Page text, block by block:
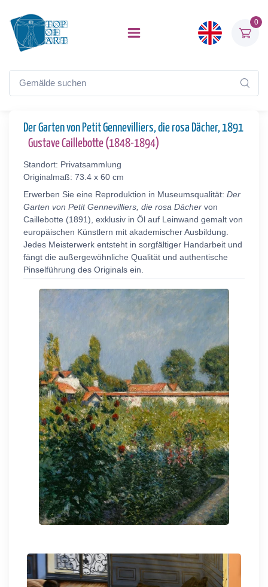
0
Der Garten von Petit Gennevilliers, die rosa Dächer, 1891
Gustave Caillebotte (1848-1894)
Standort: Privatsammlung
Originalmaß: 73.4 x 60 cm
Erwerben Sie eine Reproduktion in Museumsqualität: Der
Garten von Petit Gennevilliers, die rosa Dächer von
Caillebotte (1891), exklusiv in Öl auf Leinwand gemalt von
europäischen Künstlern mit akademischer Ausbildung.
Jedes Meisterwerk entsteht in sorgfältiger Handarbeit und
fängt die außergewöhnliche Qualität und authentische
Pinselführung des Originals ein.